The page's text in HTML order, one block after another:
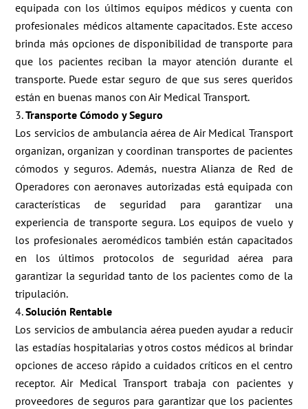
equipada con los últimos equipos médicos y cuenta con
profesionales médicos altamente capacitados. Este acceso
brinda más opciones de disponibilidad de transporte para
que los pacientes reciban la mayor atención durante el
transporte. Puede estar seguro de que sus seres queridos
están en buenas manos con Air Medical Transport.
Transporte Cómodo y Seguro
Los servicios de ambulancia aérea de Air Medical Transport
organizan, organizan y coordinan transportes de pacientes
cómodos y seguros. Además, nuestra Alianza de Red de
Operadores con aeronaves autorizadas está equipada con
características de seguridad para garantizar una
experiencia de transporte segura. Los equipos de vuelo y
los profesionales aeromédicos también están capacitados
en los últimos protocolos de seguridad aérea para
garantizar la seguridad tanto de los pacientes como de la
tripulación.
Solución Rentable
Los servicios de ambulancia aérea pueden ayudar a reducir
las estadías hospitalarias y otros costos médicos al brindar
opciones de acceso rápido a cuidados críticos en el centro
receptor. Air Medical Transport trabaja con pacientes y
proveedores de seguros para garantizar que los pacientes